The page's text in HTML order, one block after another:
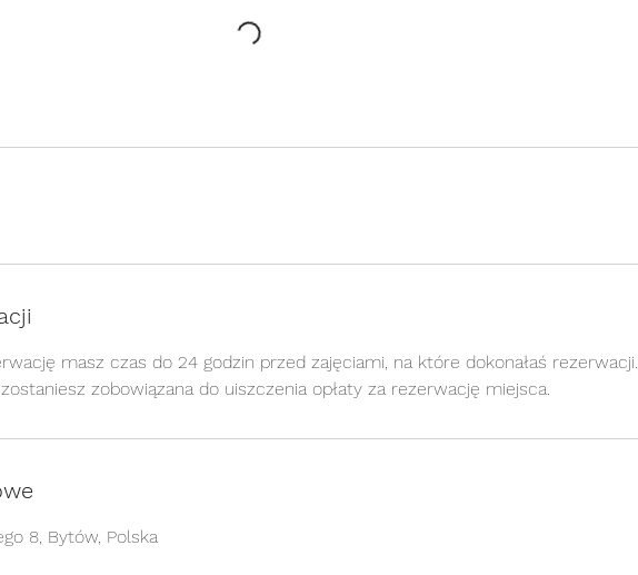
masz czas do 24 godzin przed zajęciami, na które dokonałaś rezerwacji.
zobowiązana do uiszczenia opłaty za rezerwację miejsca.
8, Bytów, Polska